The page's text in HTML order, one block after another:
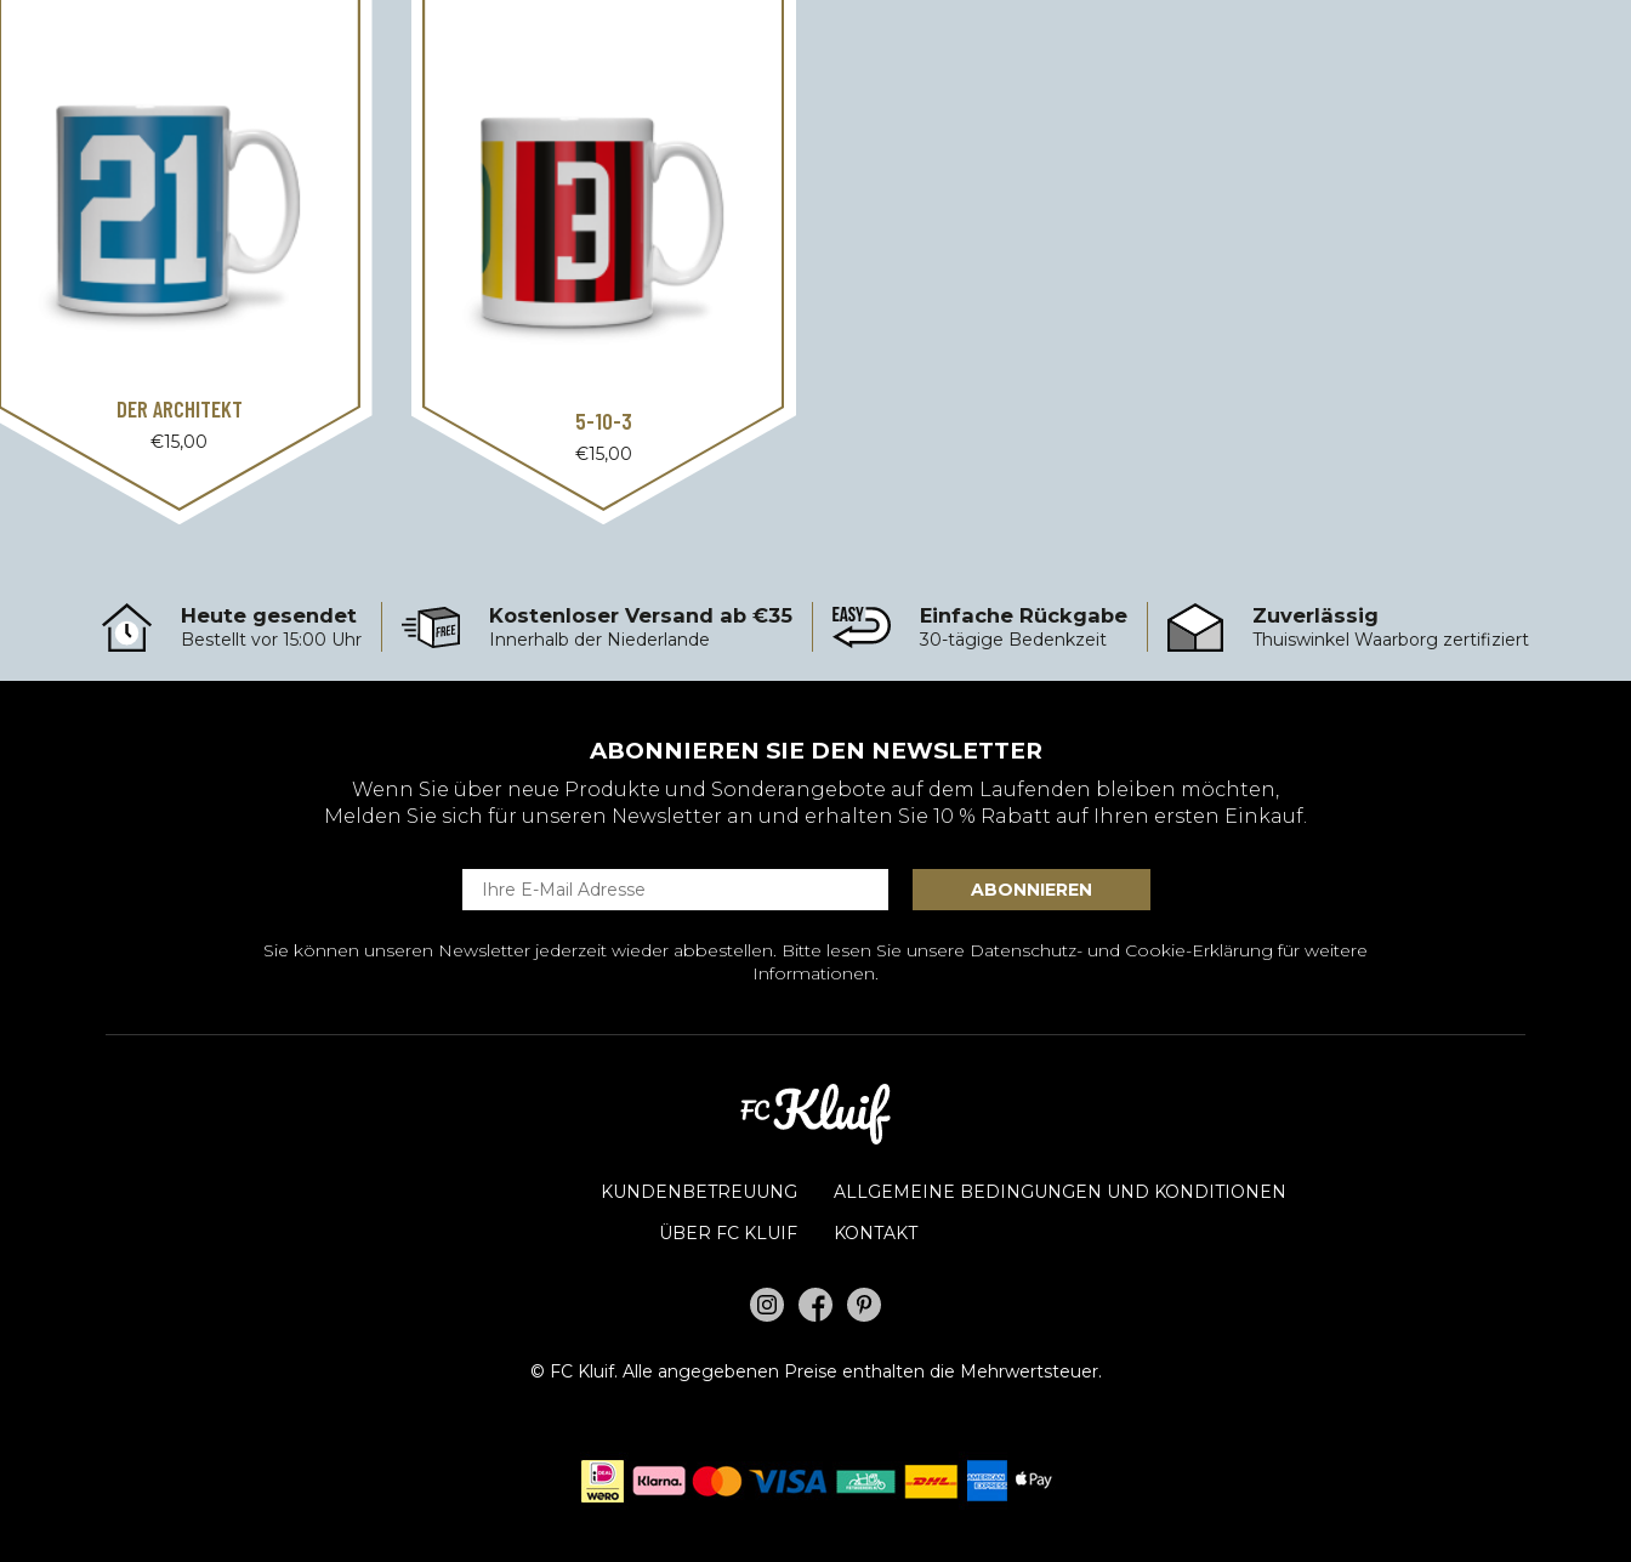
DER ARCHITEKT
€15,00
5-10-3
€15,00
Heute gesendet
Bestellt vor 15:00 Uhr
Heute gesendet
Kostenloser Versand ab €35
Innerhalb der Niederlande
Kostenloser Versand ab €35
Einfache Rückgabe
30-tägige Bedenkzeit
Einfache Rückgabe
Zuverlässig
Thuiswinkel Waarborg zertifiziert
Zuverlässig
ABONNIEREN SIE DEN NEWSLETTER
Wenn Sie über neue Produkte und Sonderangebote auf dem Laufenden bleiben möchten,
Melden Sie sich für unseren Newsletter an und erhalten Sie 10 % Rabatt auf Ihren ersten Einkauf.
Sie können unseren Newsletter jederzeit wieder abbestellen. Bitte lesen Sie unsere Datenschutz- und Cookie-Erklärung für weitere
Informationen.
KUNDENBETREUUNG
ALLGEMEINE BEDINGUNGEN UND KONDITIONEN
ÜBER FC KLUIF
KONTAKT
© FC Kluif. Alle angegebenen Preise enthalten die Mehrwertsteuer.